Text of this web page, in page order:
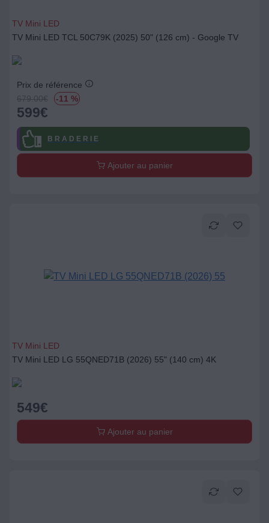
TV Mini LED
TV Mini LED TCL 50C79K (2025) 50" (126 cm) - Google TV
Prix de référence
679.00€ -11 %
599€
B R A D E R I E
Ajouter au panier
TV Mini LED
TV Mini LED LG 55QNED71B (2026) 55" (140 cm) 4K
549€
Ajouter au panier